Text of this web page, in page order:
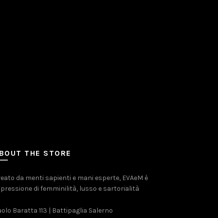
THE STORE
da menti sapienti e mani esperte, EVAeM è
di femminilità, lusso e sartorialità
Baratta 113 | Battipaglia Salerno